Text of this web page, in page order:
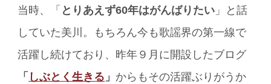
当時、「 とりあえず60年はがんばりたい 」と話
していた美川。もちろん今も歌謡界の第一線で
活躍し続けており、昨年９月に開設したブログ
「 しぶとく生きる 」 からもその活躍ぶりがうか